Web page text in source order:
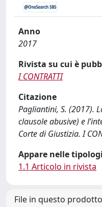
Anno
2017
Rivista su cui è
I CONTRATTI
Citazione
Pagliantini, S. (2017).
clausole abusive) e
Corte di Giustizia. I
Appare nelle
1.1 Articolo in rivista
File in questo